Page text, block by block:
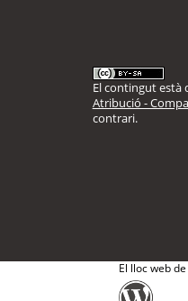
El contingut està
Atribució -
contrari.
El lloc web